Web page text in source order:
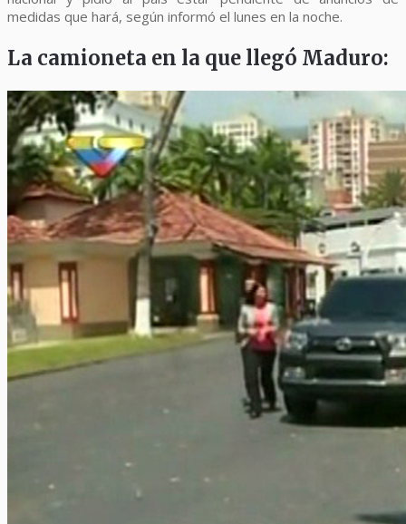
medidas que hará, según informó el lunes en la noche.
La camioneta en la que llegó Maduro: